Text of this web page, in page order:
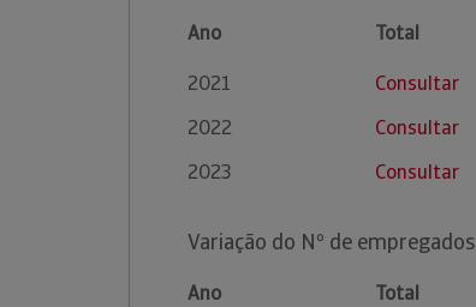
Ano Total
2021
Consultar
2022
Consultar
2023
Consultar
Variação do Nº de empregados
Ano Total